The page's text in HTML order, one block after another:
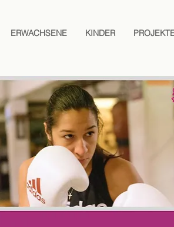
ERWACHSENE KINDER